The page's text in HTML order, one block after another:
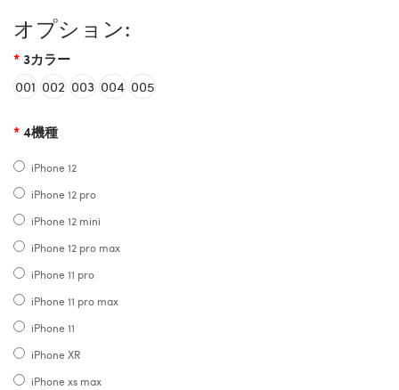
オプション:
3カラー
001 002 003 004 005
4機種
iPhone 12
iPhone 12 pro
iPhone 12 mini
iPhone 12 pro max
iPhone 11 pro
iPhone 11 pro max
iPhone 11
iPhone XR
iPhone xs max